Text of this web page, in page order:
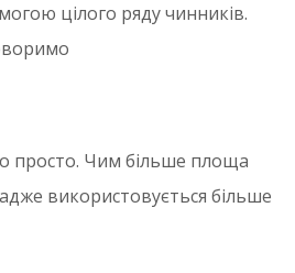
цілого ряду чинників.
просто. Чим більше площа
використовується більше